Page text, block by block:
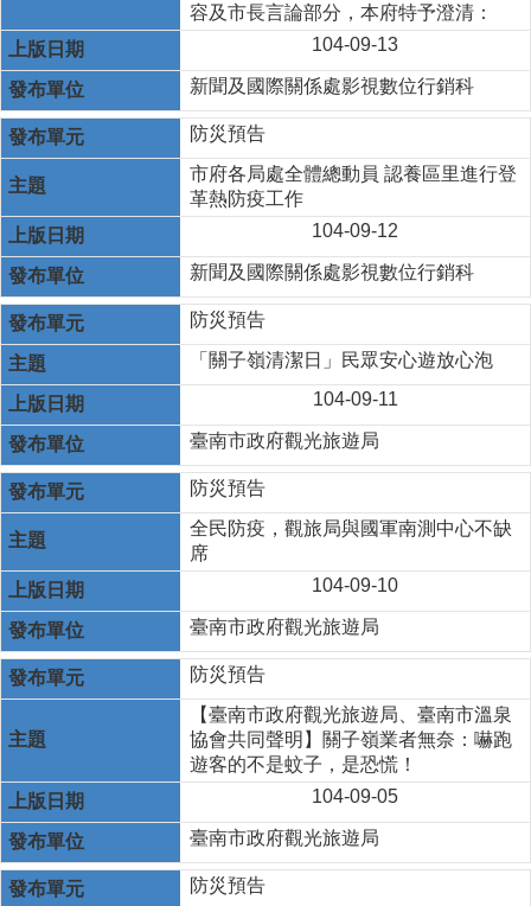
容及市長言論部分，本府特予澄清：
104-09-13
新聞及國際關係處影視數位行銷科
防災預告
市府各局處全體總動員 認養區里進行登
革熱防疫工作
104-09-12
新聞及國際關係處影視數位行銷科
防災預告
「關子嶺清潔日」民眾安心遊放心泡
104-09-11
臺南市政府觀光旅遊局
防災預告
全民防疫，觀旅局與國軍南測中心不缺
席
104-09-10
臺南市政府觀光旅遊局
防災預告
【臺南市政府觀光旅遊局、臺南市溫泉
協會共同聲明】​關子嶺業者無奈：嚇跑
遊客的不是蚊子，是恐慌！
104-09-05
臺南市政府觀光旅遊局
防災預告